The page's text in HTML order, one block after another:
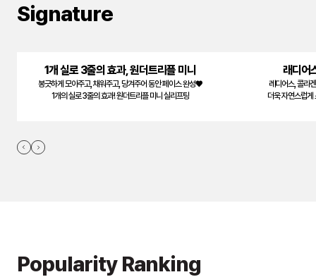
Signature
1개 실로 3줄의 효과, 원더트리플 미니
봉긋하게 모아주고, 채워주고, 당겨주어 동안 페이스 완성♥
1개의 실로 3줄의 효과! 원더트리플 미니 실리프팅
래디어
레디어스, 콜라
더욱 자연스럽게
Popularity Ranking